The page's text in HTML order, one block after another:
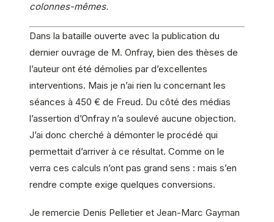
colonnes-mêmes.
Dans la bataille ouverte avec la publication du
dernier ouvrage de M. Onfray, bien des thèses de
l’auteur ont été démolies par d’excellentes
interventions. Mais je n’ai rien lu concernant les
séances à 450 € de Freud. Du côté des médias
l’assertion d’Onfray n’a soulevé aucune objection.
J’ai donc cherché à démonter le procédé qui
permettait d’arriver à ce résultat. Comme on le
verra ces calculs n’ont pas grand sens : mais s’en
rendre compte exige quelques conversions.
Je remercie Denis Pelletier et Jean-Marc Gayman